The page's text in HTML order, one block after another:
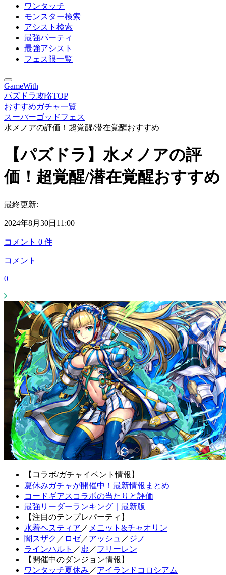
ワンタッチ
モンスター検索
アシスト検索
最強パーティ
最強アシスト
フェス限一覧
GameWith
パズドラ攻略TOP
おすすめガチャ一覧
スーパーゴッドフェス
水メノアの評価！超覚醒/潜在覚醒おすすめ
【パズドラ】水メノアの評
価！超覚醒/潜在覚醒おすすめ
最終更新:
2024年8月30日11:00
コメント 0 件
コメント
0
【コラボ/ガチャイベント情報】
夏休みガチャが開催中！最新情報まとめ
コードギアスコラボの当たりと評価
最強リーダーランキング｜最新版
【注目のテンプレパーティ】
水着ヘスティア ／ メニット&チャオリン
闇スザク ／ ロゼ／アッシュ ／ ジノ
ラインハルト ／ 虚 ／フリーレン
【開催中のダンジョン情報】
ワンタッチ夏休み ／アイランドコロシアム